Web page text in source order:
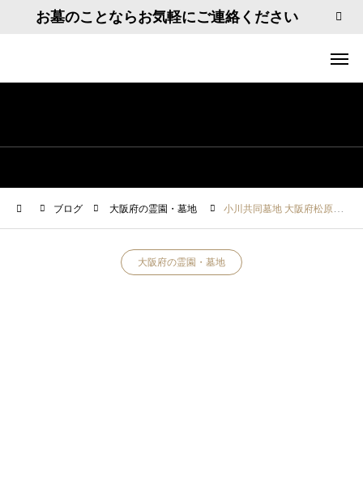
お墓のことならお気軽にご連絡ください
ブログ 大阪府の霊園・墓地 小川共同墓地 大阪府松原市小川1丁目６
大阪府の霊園・墓地